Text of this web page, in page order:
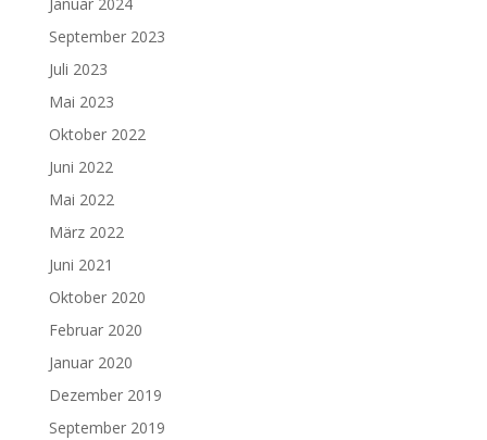
September 2023
Juli 2023
Mai 2023
Oktober 2022
Juni 2022
Mai 2022
März 2022
Juni 2021
Oktober 2020
Februar 2020
Januar 2020
Dezember 2019
September 2019